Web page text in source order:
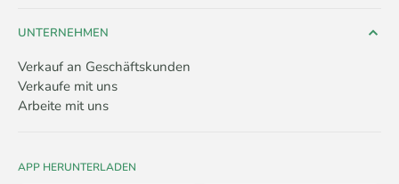
UNTERNEHMEN
Verkauf an Geschäftskunden
Verkaufe mit uns
Arbeite mit uns
APP HERUNTERLADEN